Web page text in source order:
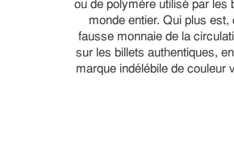
ou de polymère utilisé par les
monde entier. Qui plus
fausse monnaie de la
sur les billets authentiques,
marque indélébile de couleur